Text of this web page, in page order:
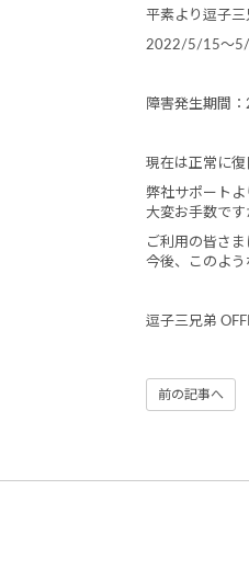
平素より逗子三
2022/5/15～5/
障害発生期間
現在は正常に復
弊社サポート
大変お手数です
ご利用の皆さ
今後、このよう
逗子三兄弟
前の記事へ